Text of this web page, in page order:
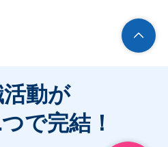
動が
つで完結！